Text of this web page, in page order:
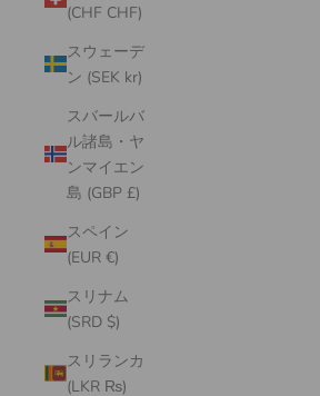
(CHF CHF)
スウェーデ
ン (SEK kr)
スバールバ
ル諸島・ヤ
ンマイエン
島 (GBP £)
スペイン
(EUR €)
スリナム
(SRD $)
スリランカ
(LKR ₨)